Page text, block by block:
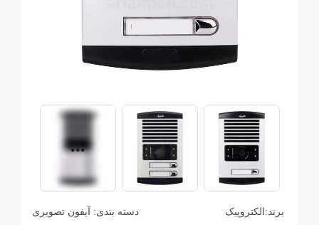
برند:الکتروپیک دسته بندی: آیفون تصویری